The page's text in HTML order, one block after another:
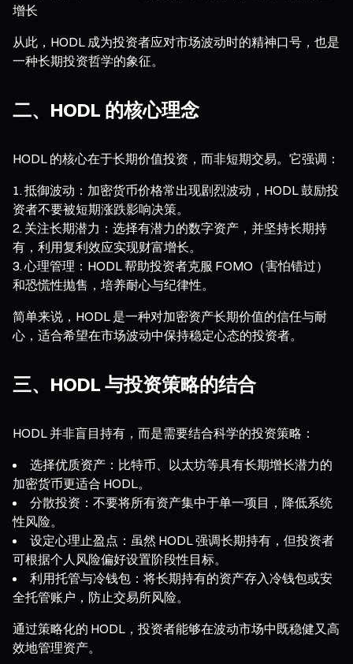
增长
从此，HODL 成为投资者应对市场波动时的精神口号，也是
一种长期投资哲学的象征。
二、HODL 的核心理念
HODL 的核心在于长期价值投资，而非短期交易。它强调：
抵御波动：加密货币价格常出现剧烈波动，HODL 鼓励投
资者不要被短期涨跌影响决策。
关注长期潜力：选择有潜力的数字资产，并坚持长期持
有，利用复利效应实现财富增长。
心理管理：HODL 帮助投资者克服 FOMO（害怕错过）
和恐慌性抛售，培养耐心与纪律性。
简单来说，HODL 是一种对加密资产长期价值的信任与耐
心，适合希望在市场波动中保持稳定心态的投资者。
三、HODL 与投资策略的结合
HODL 并非盲目持有，而是需要结合科学的投资策略：
选择优质资产：比特币、以太坊等具有长期增长潜力的
加密货币更适合 HODL。
分散投资：不要将所有资产集中于单一项目，降低系统
性风险。
设定心理止盈点：虽然 HODL 强调长期持有，但投资者
可根据个人风险偏好设置阶段性目标。
利用托管与冷钱包：将长期持有的资产存入冷钱包或安
全托管账户，防止交易所风险。
通过策略化的 HODL，投资者能够在波动市场中既稳健又高
效地管理资产。